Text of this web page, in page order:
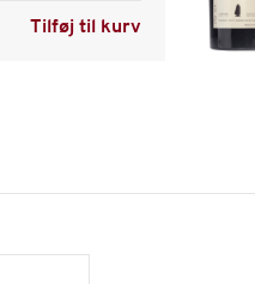
Tilføj til kurv